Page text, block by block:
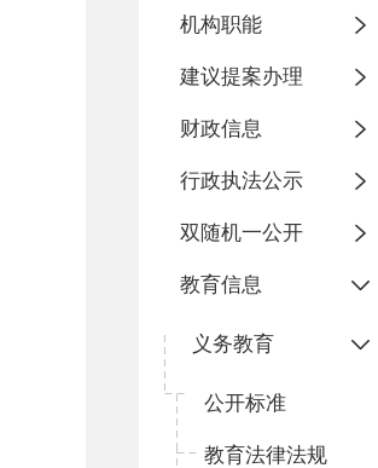
机构职能
建议提案办理
财政信息
行政执法公示
双随机一公开
教育信息
义务教育
公开标准
教育法律法规